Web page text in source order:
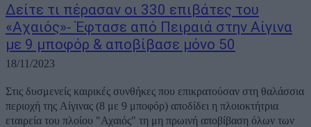
Δείτε τι πέρασαν οι 330 επιβάτες του
«Αχαιός»- Έφτασε από Πειραιά στην Αίγινα
με 9 μποφόρ & αποβίβασε μόνο 50
18/11/2023
Στις δυσμενείς καιρικές συνθήκες που επικρατούσαν στη θαλάσσια
περιοχή της Αίγινας (8 με 9 μποφόρ) αποδίδει η πλοιοκτήτρια
εταιρεία του πλοίου "Αχαιός" τη μη πρωινή αποβίβαση όλων των